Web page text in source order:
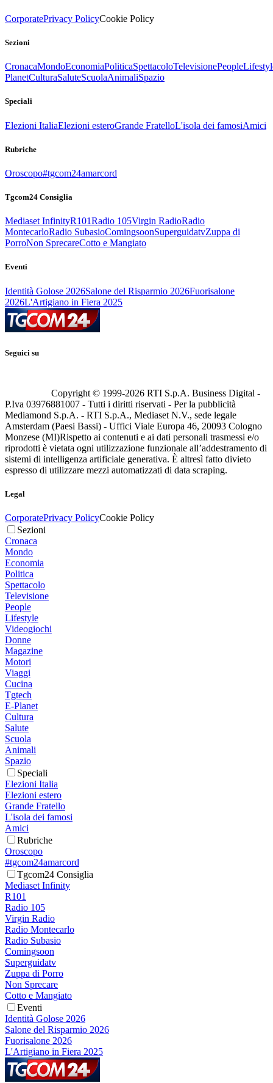
CorporatePrivacy PolicyCookie Policy
Sezioni
CronacaMondoEconomiaPoliticaSpettacoloTelevisionePeople
PlanetCulturaSaluteScuolaAnimaliSpazio
Speciali
Elezioni ItaliaElezioni esteroGrande FratelloL'isola dei famosiAmici
Rubriche
Oroscopo#tgcom24amarcord
Tgcom24 Consiglia
Mediaset InfinityR101Radio 105Virgin RadioRadio
MontecarloRadio SubasioComingsoonSuperguidatvZuppa di
PorroNon SprecareCotto e Mangiato
Eventi
Identità Golose 2026Salone del Risparmio 2026Fuorisalone
2026L'Artigiano in Fiera 2025
Seguici su
Copyright © 1999-2026 RTI S.p.A. Business Digital -
P.Iva 03976881007 - Tutti i diritti riservati - Per la pubblicità
Mediamond S.p.A. - RTI S.p.A., Mediaset N.V., sede legale
Amsterdam (Paesi Bassi) - Uffici Viale Europa 46, 20093 Cologno
Monzese (MI)Rispetto ai contenuti e ai dati personali trasmessi e/o
riprodotti è vietata ogni utilizzazione funzionale all’addestramento di
sistemi di intelligenza artificiale generativa. È altresì fatto divieto
espresso di utilizzare mezzi automatizzati di data scraping.
Legal
CorporatePrivacy PolicyCookie Policy
Sezioni
Cronaca
Mondo
Economia
Politica
Spettacolo
Televisione
People
Lifestyle
Videogiochi
Donne
Magazine
Motori
Viaggi
Cucina
Tgtech
E-Planet
Cultura
Salute
Scuola
Animali
Spazio
Speciali
Elezioni Italia
Elezioni estero
Grande Fratello
L'isola dei famosi
Amici
Rubriche
Oroscopo
#tgcom24amarcord
Tgcom24 Consiglia
Mediaset Infinity
R101
Radio 105
Virgin Radio
Radio Montecarlo
Radio Subasio
Comingsoon
Superguidatv
Zuppa di Porro
Non Sprecare
Cotto e Mangiato
Eventi
Identità Golose 2026
Salone del Risparmio 2026
Fuorisalone 2026
L'Artigiano in Fiera 2025